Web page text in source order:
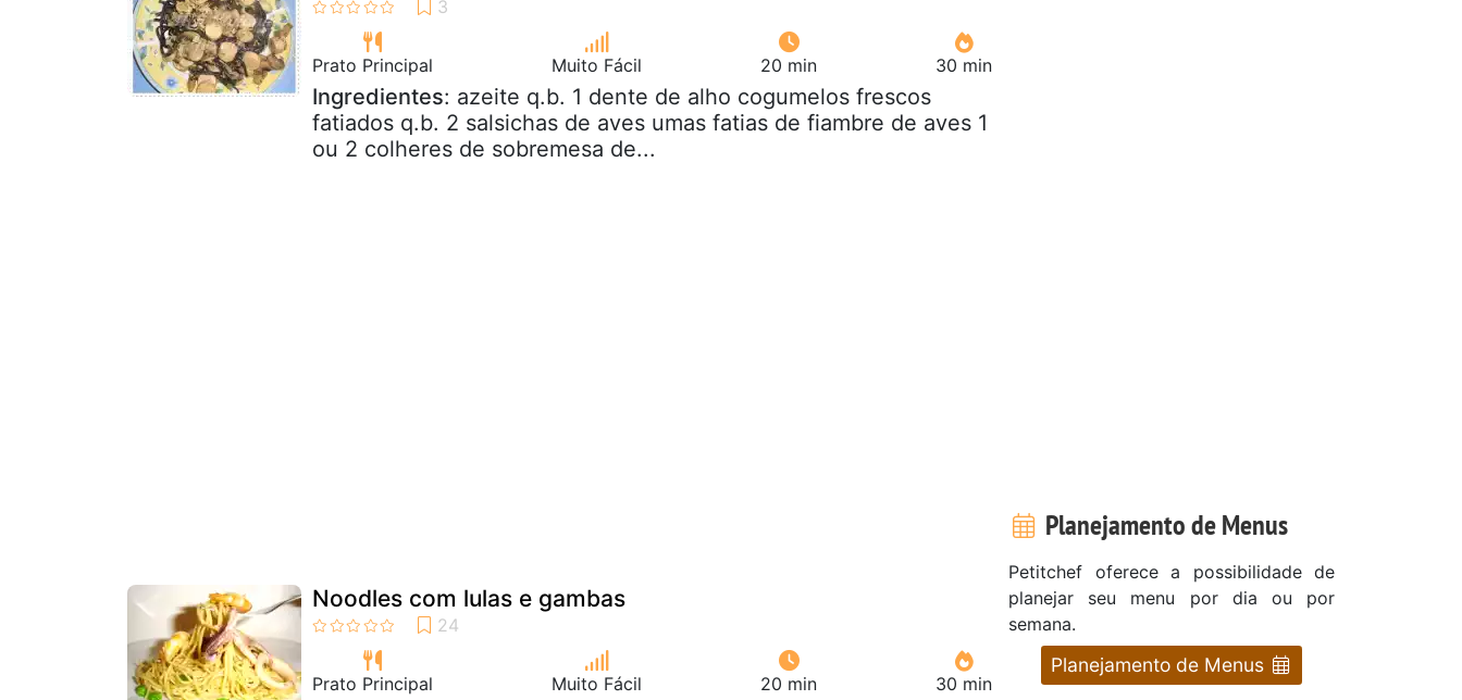
Prato Principal Muito Fácil 20 min 30 min
Ingredientes: azeite q.b. 1 dente de alho cogumelos frescos
fatiados q.b. 2 salsichas de aves umas fatias de fiambre de aves 1
ou 2 colheres de sobremesa de...
Noodles com lulas e gambas
Prato Principal Muito Fácil 20 min 30 min
Planejamento de Menus
Petitchef oferece a possibilidade de
planejar seu menu por dia ou por
semana.
Planejamento de Menus